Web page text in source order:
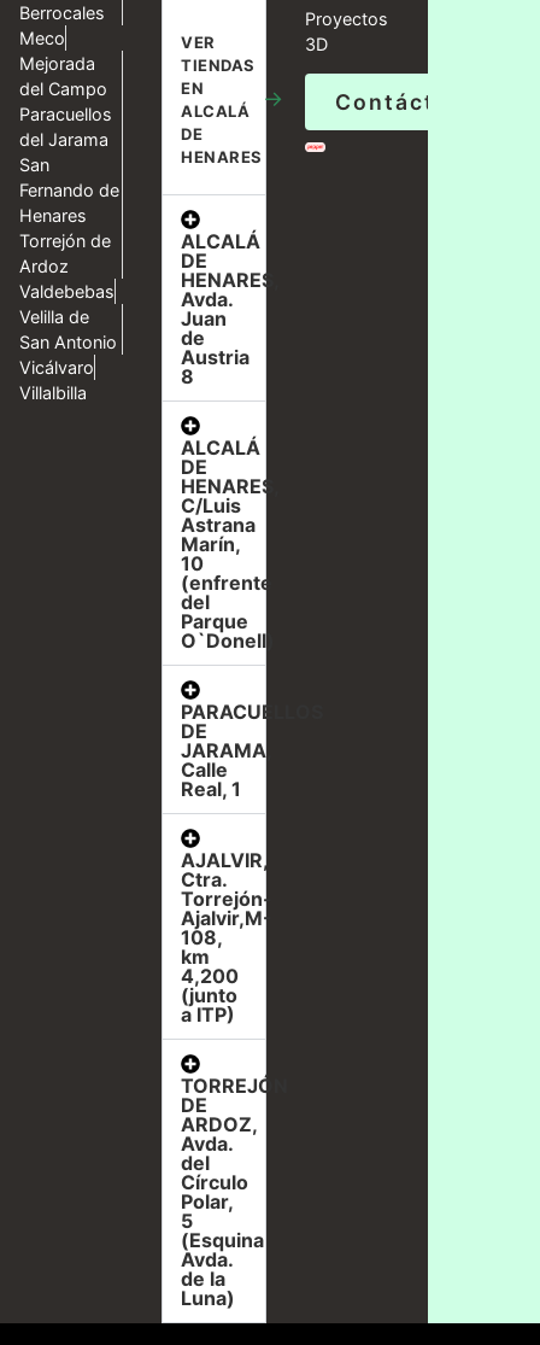
Berrocales
Meco
Mejorada
del Campo
Paracuellos
del Jarama
San
Fernando de
Henares
Torrejón de
Ardoz
Valdebebas
Velilla de
San Antonio
Vicálvaro
Villalbilla
VER
TIENDAS
EN
ALCALÁ
DE
HENARES
→
ALCALÁ
DE
HENARES,
Avda.
Juan
de
Austria
8
ALCALÁ
DE
HENARES,
C/Luis
Astrana
Marín,
10
(enfrente
del
Parque
O`Donell)
PARACUELLOS
DE
JARAMA,
Calle
Real, 1
AJALVIR,
Ctra.
Torrejón-
Ajalvir,M-
108,
km
4,200
(junto
a ITP)
TORREJÓN
DE
ARDOZ,
Avda.
del
Círculo
Polar,
5
(Esquina
Avda.
de la
Luna)
Proyectos
3D
Contáctanos